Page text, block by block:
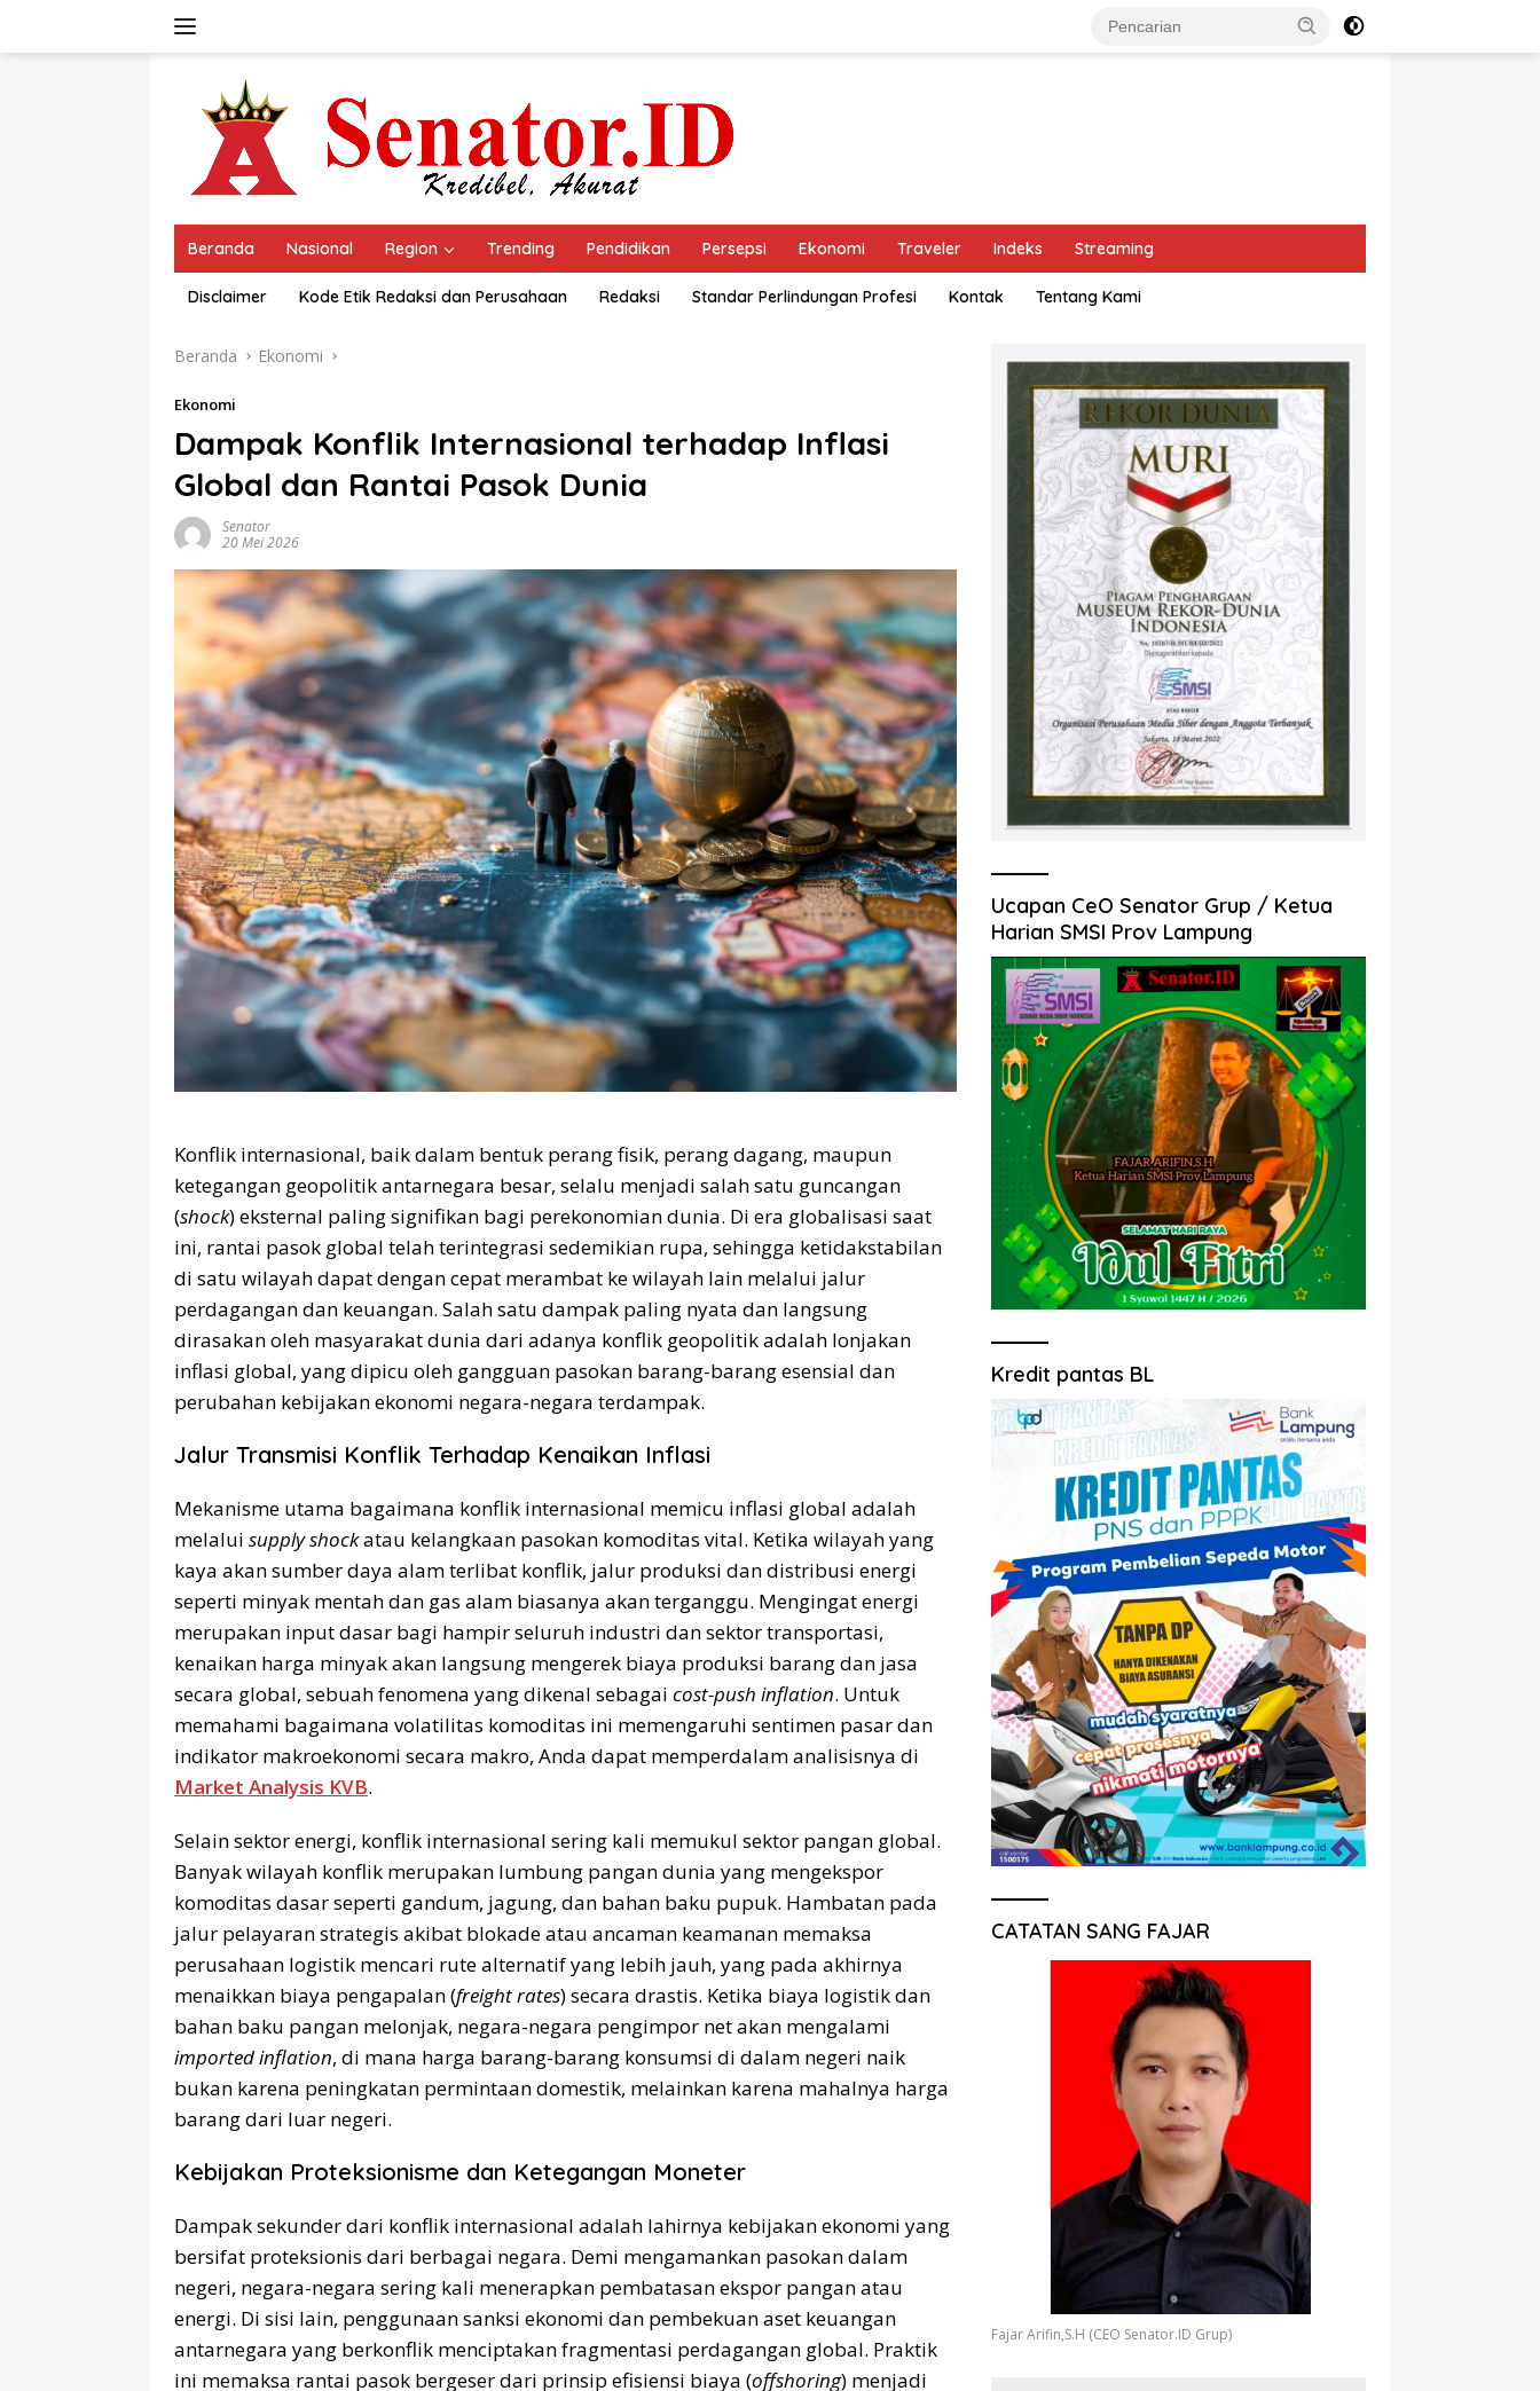
Beranda Nasional Region Trending Pendidikan Persepsi Ekonomi Traveler Indeks Streaming
Disclaimer Kode Etik Redaksi dan Perusahaan Redaksi Standar Perlindungan Profesi Kontak Tentang Kami
Beranda Ekonomi
Ekonomi
Dampak Konflik Internasional terhadap Inflasi
Global dan Rantai Pasok Dunia
Senator
20 Mei 2026
Konflik internasional, baik dalam bentuk perang fisik, perang dagang, maupun
ketegangan geopolitik antarnegara besar, selalu menjadi salah satu guncangan
(shock) eksternal paling signifikan bagi perekonomian dunia. Di era globalisasi saat
ini, rantai pasok global telah terintegrasi sedemikian rupa, sehingga ketidakstabilan
di satu wilayah dapat dengan cepat merambat ke wilayah lain melalui jalur
perdagangan dan keuangan. Salah satu dampak paling nyata dan langsung
dirasakan oleh masyarakat dunia dari adanya konflik geopolitik adalah lonjakan
inflasi global, yang dipicu oleh gangguan pasokan barang-barang esensial dan
perubahan kebijakan ekonomi negara-negara terdampak.
Jalur Transmisi Konflik Terhadap Kenaikan Inflasi
Mekanisme utama bagaimana konflik internasional memicu inflasi global adalah
melalui supply shockatau kelangkaan pasokan komoditas vital. Ketika wilayah yang
kaya akan sumber daya alam terlibat konflik, jalur produksi dan distribusi energi
seperti minyak mentah dan gas alam biasanya akan terganggu. Mengingat energi
merupakan input dasar bagi hampir seluruh industri dan sektor transportasi,
kenaikan harga minyak akan langsung mengerek biaya produksi barang dan jasa
secara global, sebuah fenomena yang dikenal sebagai cost-push inflation. Untuk
memahami bagaimana volatilitas komoditas ini memengaruhi sentimen pasar dan
indikator makroekonomi secara makro, Anda dapat memperdalam analisisnya di
Market Analysis KVB.
Selain sektor energi, konflik internasional sering kali memukul sektor pangan global.
Banyak wilayah konflik merupakan lumbung pangan dunia yang mengekspor
komoditas dasar seperti gandum, jagung, dan bahan baku pupuk. Hambatan pada
jalur pelayaran strategis akibat blokade atau ancaman keamanan memaksa
perusahaan logistik mencari rute alternatif yang lebih jauh, yang pada akhirnya
menaikkan biaya pengapalan (freight rates) secara drastis. Ketika biaya logistik dan
bahan baku pangan melonjak, negara-negara pengimpor net akan mengalami
imported inflation, di mana harga barang-barang konsumsi di dalam negeri naik
bukan karena peningkatan permintaan domestik, melainkan karena mahalnya harga
barang dari luar negeri.
Kebijakan Proteksionisme dan Ketegangan Moneter
Dampak sekunder dari konflik internasional adalah lahirnya kebijakan ekonomi yang
bersifat proteksionis dari berbagai negara. Demi mengamankan pasokan dalam
negeri, negara-negara sering kali menerapkan pembatasan ekspor pangan atau
energi. Di sisi lain, penggunaan sanksi ekonomi dan pembekuan aset keuangan
antarnegara yang berkonflik menciptakan fragmentasi perdagangan global. Praktik
ini memaksa rantai pasok bergeser dari prinsip efisiensi biaya (offshoring) menjadi
Ucapan CeO Senator Grup / Ketua
Harian SMSI Prov Lampung
Kredit pantas BL
CATATAN SANG FAJAR
Fajar Arifin,S.H (CEO Senator.ID Grup)